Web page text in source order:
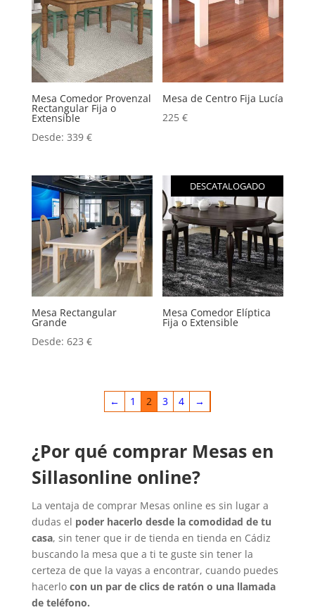
Mesa Comedor Provenzal
Rectangular Fija o
Extensible
Desde: 339 €
Mesa de Centro Fija Lucía
225€
Mesa Rectangular
Grande
Desde: 623 €
DESCATALOGADO
Mesa Comedor Elíptica
Fija o Extensible
← 1 2 3 4 →
¿Por qué comprar Mesas en
Sillasonline online?
La ventaja de comprar Mesas online es sin lugar a
dudas el poder hacerlo desde la comodidad de tu
casa, sin tener que ir de tienda en tienda en Cádiz
buscando la mesa que a ti te guste sin tener la
certeza de que la vayas a encontrar, cuando puedes
hacerlo con un par de clics de ratón o una llamada
de teléfono.